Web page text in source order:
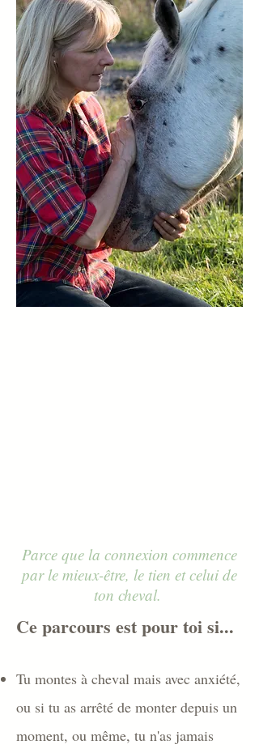
Parce que la connexion commence
par le mieux-être, le tien et celui de
ton cheval.
Ce parcours est pour toi si...
Tu montes à cheval mais avec anxiété,
ou si tu as arrêté de monter depuis un
moment, ou même, tu n'as jamais